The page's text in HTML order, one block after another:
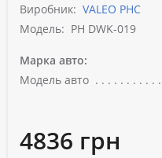
Виробник: VALEO PHC
Модель: PH DWK-019
Марка авто:
Модель авто
4836 грн